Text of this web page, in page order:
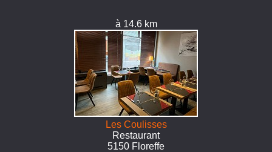
à 14.6 km
Les Coulisses
Restaurant
5150 Floreffe